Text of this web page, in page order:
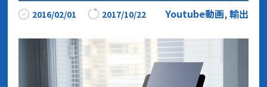
2016/02/01 2017/10/22 Youtube動画,輸出